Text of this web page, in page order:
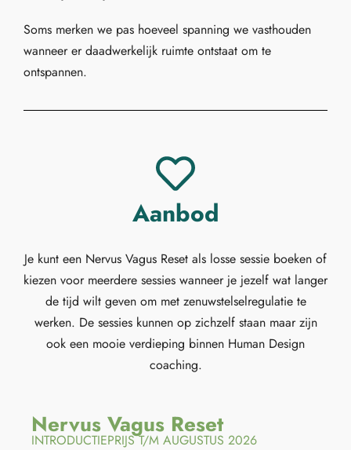
Soms merken we pas hoeveel spanning we vasthouden
wanneer er daadwerkelijk ruimte ontstaat om te
ontspannen.
Aanbod
Je kunt een Nervus Vagus Reset als losse sessie boeken of
kiezen voor meerdere sessies wanneer je jezelf wat langer
de tijd wilt geven om met zenuwstelselregulatie te
werken. De sessies kunnen op zichzelf staan maar zijn
ook een mooie verdieping binnen Human Design
coaching.
Nervus Vagus Reset
INTRODUCTIEPRIJS T/M AUGUSTUS 2026